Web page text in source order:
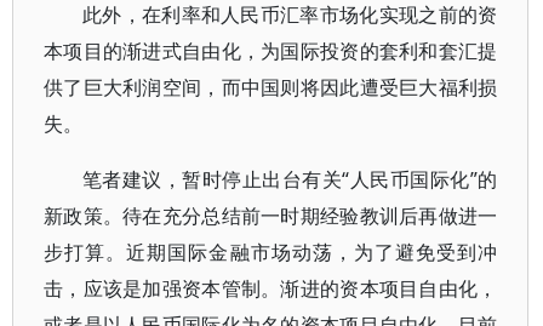
此外，在利率和人民币汇率市场化实现之前的资
本项目的渐进式自由化，为国际投资的套利和套汇提
供了巨大利润空间，而中国则将因此遭受巨大福利损
失。
笔者建议，暂时停止出台有关“人民币国际化”的
新政策。待在充分总结前一时期经验教训后再做进一
步打算。近期国际金融市场动荡，为了避免受到冲
击，应该是加强资本管制。渐进的资本项目自由化，